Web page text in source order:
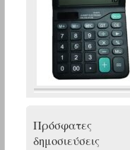
Πρόσφατες
δημοσιεύσεις